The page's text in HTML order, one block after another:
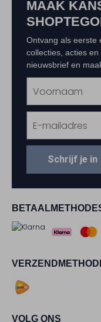
VOLG ONS
MAAK
Ontvang als eerste
collecties, acties
nieuwsbrief en
Schrijf je in